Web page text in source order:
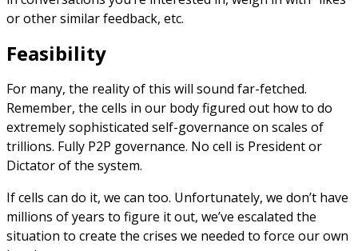
or other similar feedback, etc.
Feasibility
For many, the reality of this will sound far-fetched.
Remember, the cells in our body figured out how to do
extremely sophisticated self-governance on scales of
trillions. Fully P2P governance. No cell is President or
Dictator of the system.
If cells can do it, we can too. Unfortunately, we don’t have
millions of years to figure it out, we’ve escalated the
situation to create the crises we needed to force our own